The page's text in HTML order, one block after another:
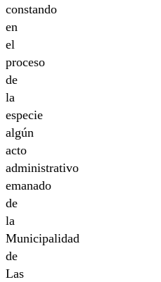
constando
en
el
proceso
de
la
especie
algún
acto
administrativo
emanado
de
la
Municipalidad
de
Las